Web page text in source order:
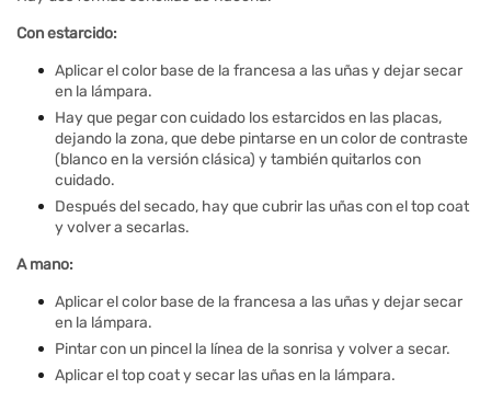
Con estarcido:
Aplicar el color base de la francesa a las uñas y dejar secar
en la lámpara.
Hay que pegar con cuidado los estarcidos en las placas,
dejando la zona, que debe pintarse en un color de contraste
(blanco en la versión clásica) y también quitarlos con
cuidado.
Después del secado, hay que cubrir las uñas con el top coat
y volver a secarlas.
A mano:
Aplicar el color base de la francesa a las uñas y dejar secar
en la lámpara.
Pintar con un pincel la línea de la sonrisa y volver a secar.
Aplicar el top coat y secar las uñas en la lámpara.